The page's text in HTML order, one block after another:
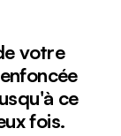
votre
ce
fois.